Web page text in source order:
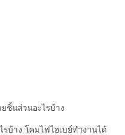
ชิ้นส่วนอะไรบ้าง
บ้าง โคมไฟไฮเบย์ทำงานได้